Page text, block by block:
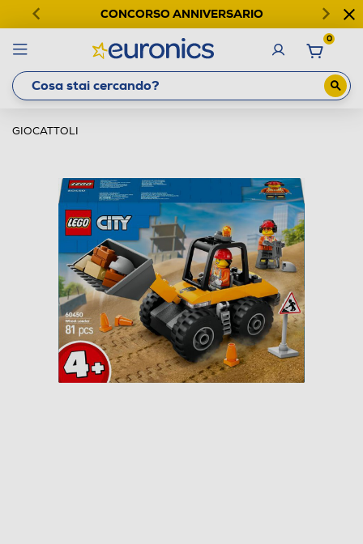
CONCORSO ANNIVERSARIO
0
GIOCATTOLI